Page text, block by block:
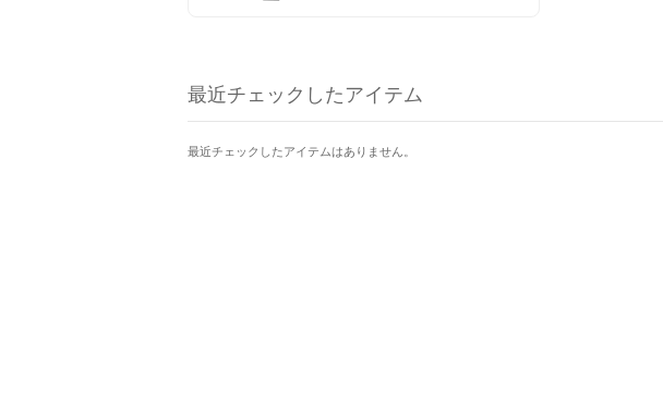
最近チェックしたアイテム
最近チェックしたアイテムはありません。